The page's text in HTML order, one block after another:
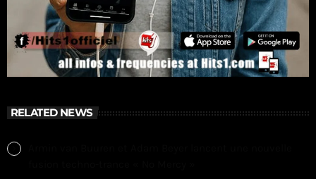
RELATED NEWS